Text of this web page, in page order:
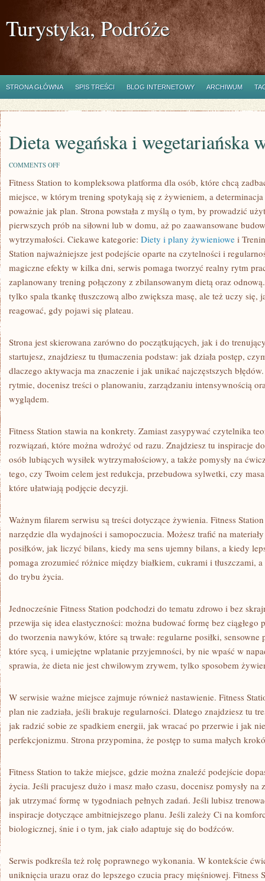
Turystyka, Podróże
STRONA GŁÓWNA SPIS TREŚCI BLOG INTERNETOWY ARCHIWUM
Dieta wegańska i wegetariańska
COMMENTS OFFON
WEGAŃSKA
WEGETARIAŃSKA
W
SPORCIE
Fitness Station to kompleksowa platforma dla osób, które chcą
miejsce, w którym trening spotykają się z żywieniem, a
poważnie jak plan. Strona powstała z myślą o tym, by prowadzić
pierwszych prób na siłowni lub w domu, aż po zaawansowane
wytrzymałości. Ciekawe kategorie: Diety i plany żywieniowe i
Station najważniejsze jest podejście oparte na czytelności i
magiczne efekty w kilka dni, serwis pomaga tworzyć realny rytm
zaplanowany trening połączony z zbilansowanym dietą oraz
tylko spala tkankę tłuszczową albo zwiększa masę, ale też uczy się,
reagować, gdy pojawi się plateau.
Strona jest skierowana zarówno do początkujących, jak i do
startujesz, znajdziesz tu tłumaczenia podstaw: jak działa postęp,
dlaczego aktywacja ma znaczenie i jak unikać najczęstszych
rytmie, docenisz treści o planowaniu, zarządzaniu intensywnością
wyglądem.
Fitness Station stawia na konkrety. Zamiast zasypywać czytelnika
rozwiązań, które można wdrożyć od razu. Znajdziesz tu inspiracje
osób lubiących wysiłek wytrzymałościowy, a także pomysły na
tego, czy Twoim celem jest redukcja, przebudowa sylwetki, czy
które ułatwiają podjęcie decyzji.
Ważnym filarem serwisu są treści dotyczące żywienia. Fitness
narzędzie dla wydajności i samopoczucia. Możesz trafić na
posiłków, jak liczyć bilans, kiedy ma sens ujemny bilans, a kiedy
pomaga zrozumieć różnice między białkiem, cukrami i tłuszczami,
do trybu życia.
Jednocześnie Fitness Station podchodzi do tematu zdrowo i bez
przewija się idea elastyczności: można budować formę bez ciągłego
do tworzenia nawyków, które są trwałe: regularne posiłki,
które sycą, i umiejętne wplatanie przyjemności, by nie wpaść w
sprawia, że dieta nie jest chwilowym zrywem, tylko sposobem
W serwisie ważne miejsce zajmuje również nastawienie. Fitness
plan nie zadziała, jeśli brakuje regularności. Dlatego znajdziesz tu
jak radzić sobie ze spadkiem energii, jak wracać po przerwie i jak
perfekcjonizmu. Strona przypomina, że postęp to suma małych
Fitness Station to także miejsce, gdzie można znaleźć podejście
życia. Jeśli pracujesz dużo i masz mało czasu, docenisz pomysły na
jak utrzymać formę w tygodniach pełnych zadań. Jeśli lubisz
inspiracje dotyczące ambitniejszego planu. Jeśli zależy Ci na
biologicznej, śnie i o tym, jak ciało adaptuje się do bodźców.
Serwis podkreśla też rolę poprawnego wykonania. W kontekście
uniknięcia urazu oraz do lepszego czucia pracy mięśniowej. Fitness